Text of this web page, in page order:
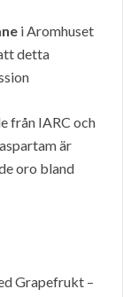
i Aromhuset
detta
från IARC och
är
oro bland
Grapefrukt –